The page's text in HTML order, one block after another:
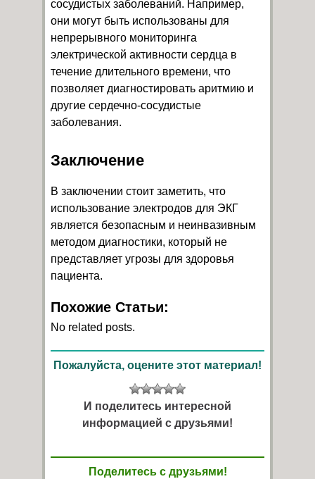
сосудистых заболеваний. Например,
они могут быть использованы для
непрерывного мониторинга
электрической активности сердца в
течение длительного времени, что
позволяет диагностировать аритмию и
другие сердечно-сосудистые
заболевания.
Заключение
В заключении стоит заметить, что
использование электродов для ЭКГ
является безопасным и неинвазивным
методом диагностики, который не
представляет угрозы для здоровья
пациента.
Похожие Статьи:
No related posts.
Пожалуйста, оцените этот материал!
И поделитесь интересной
информацией с друзьями!
Поделитесь с друзьями!